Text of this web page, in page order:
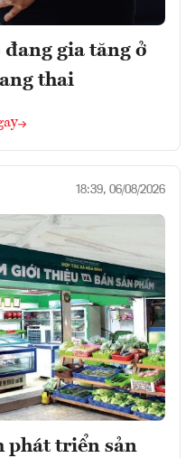
đang gia tăng ở
thai
18:39, 06/08/2026
phát triển sản